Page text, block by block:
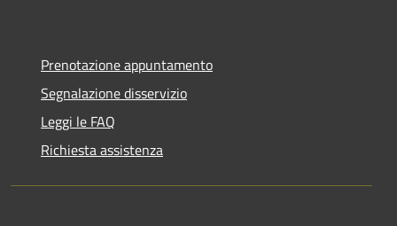
Prenotazione appuntamento
Segnalazione disservizio
Leggi le FAQ
Richiesta assistenza